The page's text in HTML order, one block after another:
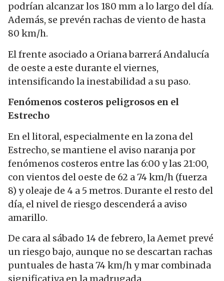
podrían alcanzar los 180 mm a lo largo del día.
Además, se prevén rachas de viento de hasta
80 km/h.
El frente asociado a Oriana barrerá Andalucía
de oeste a este durante el viernes,
intensificando la inestabilidad a su paso.
Fenómenos costeros peligrosos en el
Estrecho
En el litoral, especialmente en la zona del
Estrecho, se mantiene el aviso naranja por
fenómenos costeros entre las 6:00 y las 21:00,
con vientos del oeste de 62 a 74 km/h (fuerza
8) y oleaje de 4 a 5 metros. Durante el resto del
día, el nivel de riesgo descenderá a aviso
amarillo.
De cara al sábado 14 de febrero, la Aemet prevé
un riesgo bajo, aunque no se descartan rachas
puntuales de hasta 74 km/h y mar combinada